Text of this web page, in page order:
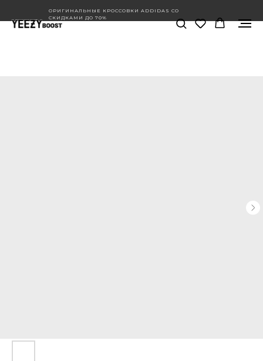
ОРИГИНАЛЬНЫЕ КРОССОВКИ ADDIDAS СО
СКИДКАМИ ДО 70%